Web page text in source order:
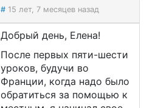
# 15 лет, 7 месяцев назад
Добрый день, Елена!
После первых пяти-шести
уроков, будучи во
Франции, когда надо было
обратиться за помощью к